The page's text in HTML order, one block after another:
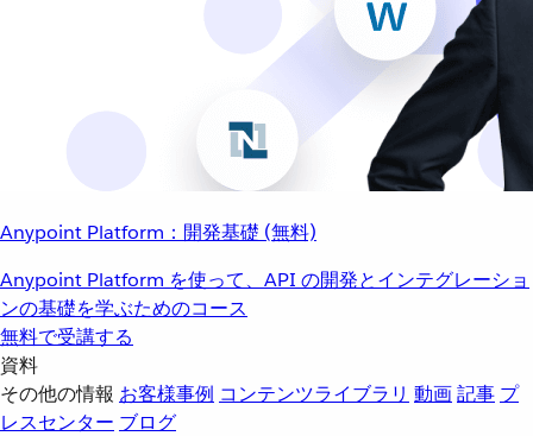
Anypoint Platform：開発基礎 (無料)
Anypoint Platform を使って、API の開発とインテグレーショ
ンの基礎を学ぶためのコース
無料で受講する
資料
その他の情報 お客様事例 コンテンツライブラリ 動画記事 プ
レスセンター ブログ